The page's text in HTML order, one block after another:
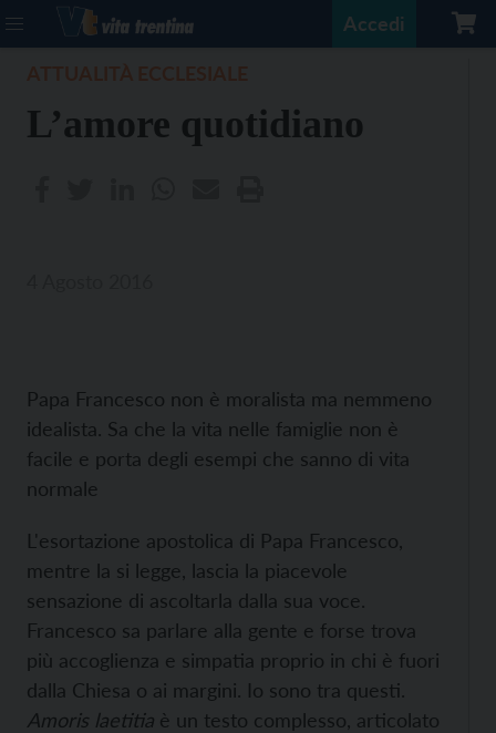
Accedi
L’amore quotidiano
Papa Francesco non è moralista ma nemmeno
idealista. Sa che la vita nelle famiglie non è
facile e porta degli esempi che sanno di vita
normale
L'esortazione apostolica di Papa Francesco,
mentre la si legge, lascia la piacevole
sensazione di ascoltarla dalla sua voce.
Francesco sa parlare alla gente e forse trova
più accoglienza e simpatia proprio in chi è fuori
dalla Chiesa o ai margini. Io sono tra questi.
Amoris laetitia è un testo complesso, articolato